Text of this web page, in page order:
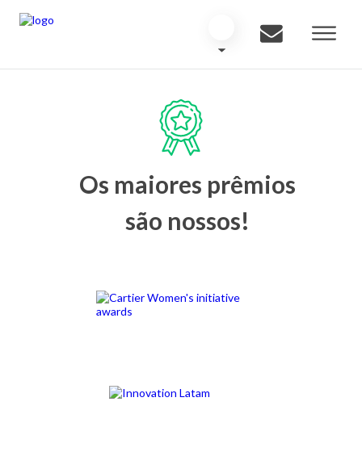
Os maiores prêmios
são nossos!